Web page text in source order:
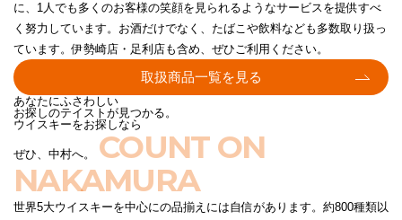
に、1人でも多くのお客様の笑顔を見られるようなサービスを提供すべ
く努力しています。お酒だけでなく、たばこや飲料なども多数取り扱っ
ています。伊勢崎店・足利店も含め、ぜひご利用ください。
取扱商品一覧を見る
あなたにふさわしい
お探しのテイストが見つかる。
ウイスキーをお探しなら
ぜひ、中村へ。 COUNT ON
NAKAMURA
世界5大ウイスキーを中心にの品揃えには自信があります。約800種類以